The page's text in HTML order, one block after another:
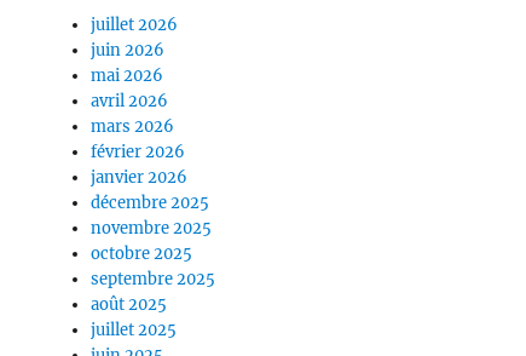
juillet 2026
juin 2026
mai 2026
avril 2026
mars 2026
février 2026
janvier 2026
décembre 2025
novembre 2025
octobre 2025
septembre 2025
août 2025
juillet 2025